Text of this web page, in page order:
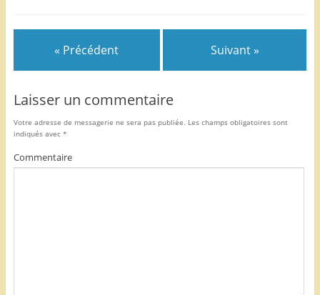
o
« Précédent Suivant »
Laisser un commentaire
Votre adresse de messagerie ne sera pas publiée. Les champs obligatoires sont
indiqués avec *
Commentaire